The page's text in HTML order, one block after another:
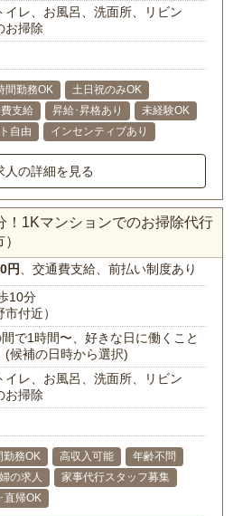
イレ、お風呂、洗面所、リビン
お掃除
間勤務OK
土日祝のみOK
支給 昇給･昇格あり
未経験OK
自由 インセンティブあり
人の詳細を見る
！1Kマンションでのお掃除代行
円 、交通費支給、前払い制度あり
10分
市付近）
で1時間〜、好きな日に働くこと
(候補の日時から選択)
イレ、お風呂、洗面所、リビン
お掃除
勤務OK 高収入可能
年齢不問
の求人
家事代行スタッフ募集
直帰OK